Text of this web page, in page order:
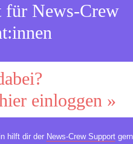
für News-Crew
einloggen »
hilft dir der News-Crew Supportgern